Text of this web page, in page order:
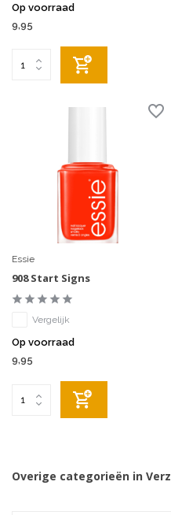
Op voorraad
9,95
Essie
908 Start Signs
Vergelijk
Op voorraad
9,95
Overige categorieën in